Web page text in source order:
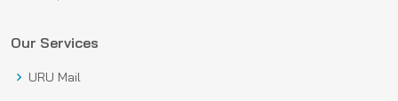
Our Services
URU Mail